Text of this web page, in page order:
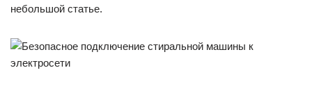
небольшой статье.